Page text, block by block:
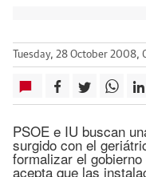
Tuesday, 28 October 2008,
PSOE e IU buscan
surgido con el
formalizar el
acepta que las